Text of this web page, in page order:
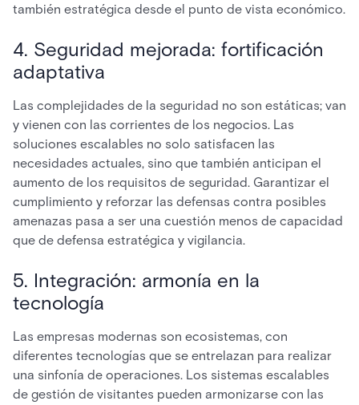
también estratégica desde el punto de vista económico.
4. Seguridad mejorada: fortificación
adaptativa
Las complejidades de la seguridad no son estáticas; van
y vienen con las corrientes de los negocios. Las
soluciones escalables no solo satisfacen las
necesidades actuales, sino que también anticipan el
aumento de los requisitos de seguridad. Garantizar el
cumplimiento y reforzar las defensas contra posibles
amenazas pasa a ser una cuestión menos de capacidad
que de defensa estratégica y vigilancia.
5. Integración: armonía en la
tecnología
Las empresas modernas son ecosistemas, con
diferentes tecnologías que se entrelazan para realizar
una sinfonía de operaciones. Los sistemas escalables
de gestión de visitantes pueden armonizarse con las